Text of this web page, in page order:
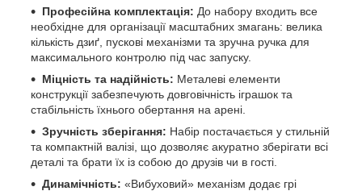
Професійна комплектація: До набору входить все
необхідне для організації масштабних змагань: велика
кількість дзиґ, пускові механізми та зручна ручка для
максимального контролю під час запуску.
Міцність та надійність: Металеві елементи
конструкції забезпечують довговічність іграшок та
стабільність їхнього обертання на арені.
Зручність зберігання: Набір постачається у стильній
та компактній валізі, що дозволяє акуратно зберігати всі
деталі та брати їх із собою до друзів чи в гості.
Динамічність: «Вибуховий» механізм додає грі